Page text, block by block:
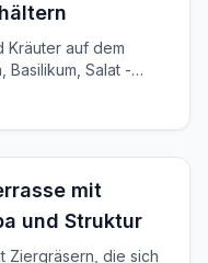
Kräuter auf dem
Basilikum, Salat -
mit
und Struktur
Ziergräsern, die sich